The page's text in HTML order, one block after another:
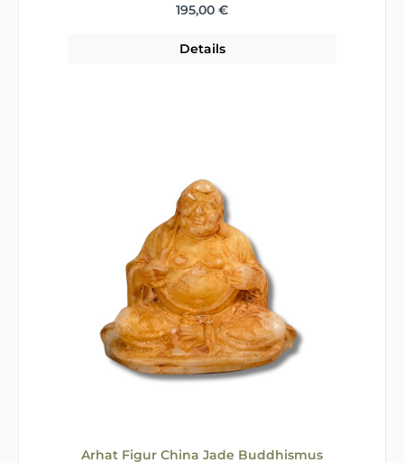
Regulärer Preis:
195,00 €
Details
Arhat Figur China Jade Buddhismus